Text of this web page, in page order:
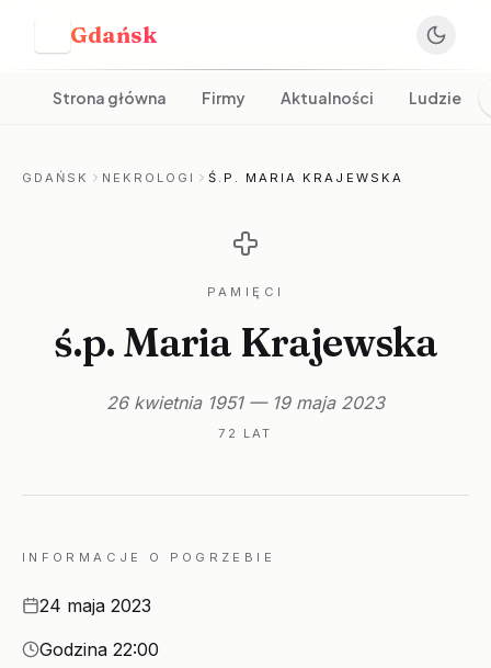
Gdańsk
Strona główna Firmy Aktualności Ludzie
GDAŃSK NEKROLOGI Ś.P. MARIA KRAJEWSKA
PAMIĘCI
ś.p. Maria Krajewska
26 kwietnia 1951 — 19 maja 2023
72 LAT
INFORMACJE O POGRZEBIE
Data24 maja 2023
Godzina
Godzina 22:00